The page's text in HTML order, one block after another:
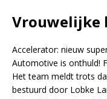
Vrouwelijke
Accelerator: nieuw
Automotive is onthuld!
Het team meldt trots
bestuurd door Lobke